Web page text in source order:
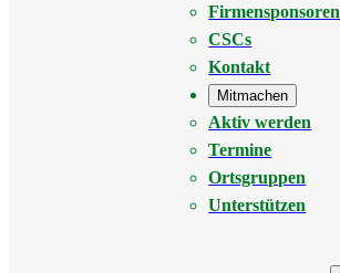
Firmensponsoren
CSCs
Kontakt
Mitmachen
Aktiv werden
Termine
Ortsgruppen
Unterstützen